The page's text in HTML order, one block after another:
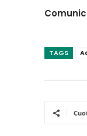
TAGS